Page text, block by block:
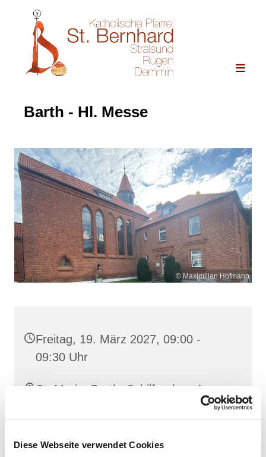
Diese Webseite verwendet Cookies
Barth - Hl. Messe
© Maximilian Hofmann
Freitag, 19. März 2027, 09:00 -
09:30 Uhr
St. Maria, Barth, Schilfgraben 4,